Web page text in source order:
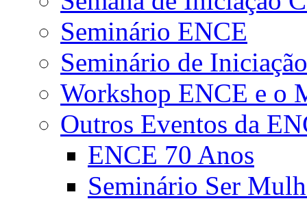
Seminário ENCE
Seminário de
Workshop ENCE e o
Outros Eventos da
ENCE 70 Anos
Seminário Ser